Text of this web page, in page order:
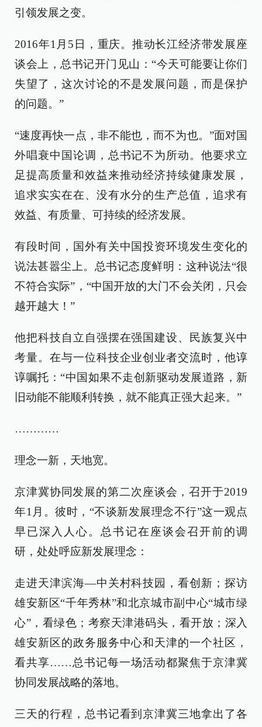
引领发展之变。
2016年1月5日，重庆。推动长江经济带发展座
谈会上，总书记开门见山：“今天可能要让你们
失望了，这次讨论的不是发展问题，而是保护
的问题。”
“速度再快一点，非不能也，而不为也。”面对国
外唱衰中国论调，总书记不为所动。他要求立
足提高质量和效益来推动经济持续健康发展，
追求实实在在、没有水分的生产总值，追求有
效益、有质量、可持续的经济发展。
有段时间，国外有关中国投资环境发生变化的
说法甚嚣尘上。总书记态度鲜明：这种说法“很
不符合实际”，“中国开放的大门不会关闭，只会
越开越大！”
他把科技自立自强摆在强国建设、民族复兴中
考量。在与一位科技企业创业者交流时，他谆
谆嘱托：“中国如果不走创新驱动发展道路，新
旧动能不能顺利转换，就不能真正强大起来。”
…………
理念一新，天地宽。
京津冀协同发展的第二次座谈会，召开于2019
年1月。彼时，“不谈新发展理念不行”这一观点
早已深入人心。总书记在座谈会召开前的调
研，处处呼应新发展理念：
走进天津滨海—中关村科技园，看创新；探访
雄安新区“千年秀林”和北京城市副中心“城市绿
心”，看绿色；考察天津港码头，看开放；深入
雄安新区的政务服务中心和天津的一个社区，
看共享……总书记每一场活动都聚焦于京津冀
协同发展战略的落地。
三天的行程，总书记看到京津冀三地拿出了各